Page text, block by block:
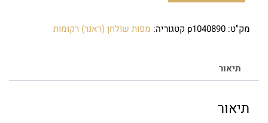
מק"ט: p1040890 קטגוריה: מפות שולחן (ראנר) רקומות
תיאור
תיאור